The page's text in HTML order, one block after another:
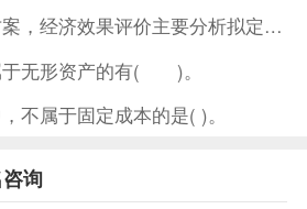
对于非经营性技术方案，经济效果评价主要分析拟定方案的( )。
于无形资产的有( )。
不属于固定成本的是( )。
询